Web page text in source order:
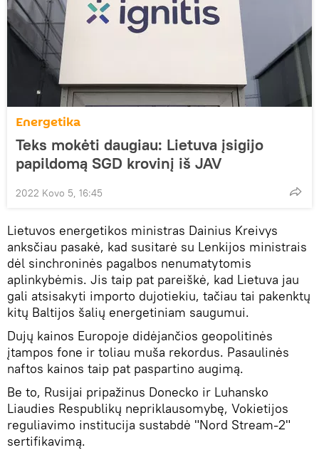
Energetika
Teks mokėti daugiau: Lietuva įsigijo
papildomą SGD krovinį iš JAV
2022 Kovo 5, 16:45
Lietuvos energetikos ministras Dainius Kreivys
anksčiau pasakė, kad susitarė su Lenkijos ministrais
dėl sinchroninės pagalbos nenumatytomis
aplinkybėmis. Jis taip pat pareiškė, kad Lietuva jau
gali atsisakyti importo dujotiekiu, tačiau tai pakenktų
kitų Baltijos šalių energetiniam saugumui.
Dujų kainos Europoje didėjančios geopolitinės
įtampos fone ir toliau muša rekordus. Pasaulinės
naftos kainos taip pat paspartino augimą.
Be to, Rusijai pripažinus Donecko ir Luhansko
Liaudies Respublikų nepriklausomybę, Vokietijos
reguliavimo institucija sustabdė "Nord Stream-2"
sertifikavimą.